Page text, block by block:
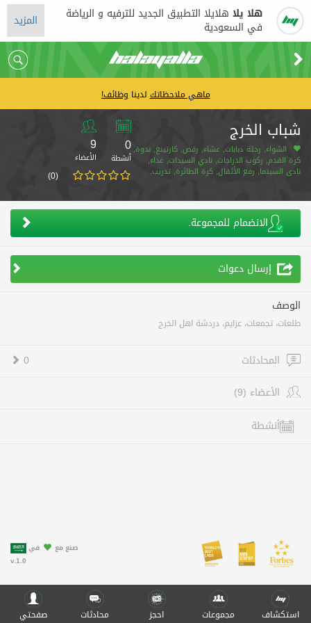
هلا يلا هلايلا التطبيق الجديد للترفيه و الرياضة
في السعودية المزيد
ماهي ملاحظاتكلديناوظائف!
شباب الخرج
الشواء, رحلة دبابات, عشاء, رقص, كارتينغ, ندوة,
كرة القدم, ركوب الدراجات, نادي السيدات, غداء,
نادي السينما, رفع الأثقال, كرة الطائرة, تدريب,
0
أنشطة
9
الأعضاء
(0)
الانضمام للمجموعة.
إرسال دعوات
الوصف
طلعات، تجمعات، عزايم، دردشة اهل الخرج
المحادثات
0
الأعضاء (9)
أنشطة
صنع مع
في
v.1.0
استكشاف مجموعات احجز محادثات صفحتي